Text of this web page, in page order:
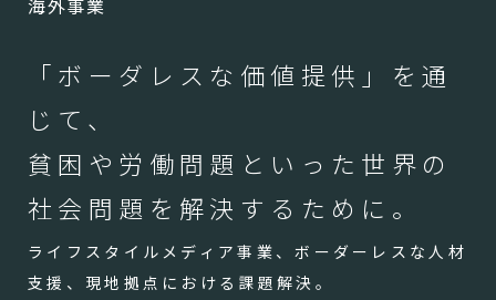
「ボーダレスな価値提供」を通
じて、
貧困や労働問題といった世界の
社会問題を解決するために。
ライフスタイルメディア事業、ボーダーレスな人材
支援、現地拠点における課題解決。